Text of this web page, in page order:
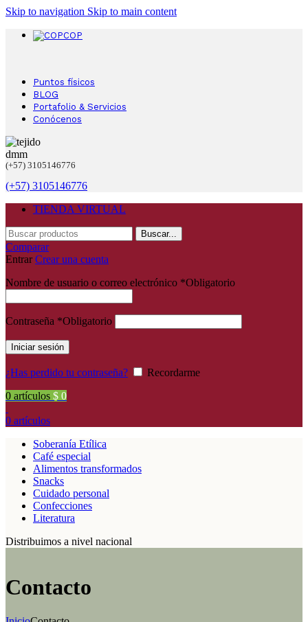
Skip to navigation Skip to main content
COP
Puntos físicos
BLOG
Portafolio & Servicios
Conócenos
(+57) 3105146776
(+57) 3105146776
TIENDA VIRTUAL
Buscar...
Comparar
EntrarCrear una cuenta
Nombre de usuario o correo electrónico *Obligatorio
Contraseña *Obligatorio
Iniciar sesión
¿Has perdido tu contraseña?
Recordarme
0 artículos $ 0
0 artículos
Soberanía Etílica
Café especial
Alimentos transformados
Snacks
Cuidado personal
Confecciones
Literatura
Distribuimos a nivel nacional
Contacto